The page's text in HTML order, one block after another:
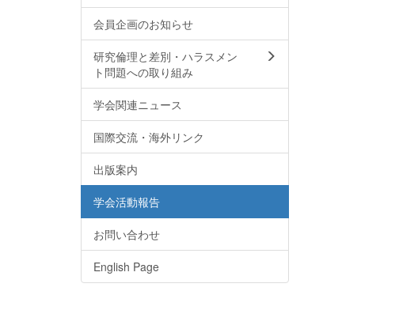
会員企画のお知らせ
研究倫理と差別・ハラスメン
ト問題への取り組み
学会関連ニュース
国際交流・海外リンク
出版案内
学会活動報告
お問い合わせ
English Page